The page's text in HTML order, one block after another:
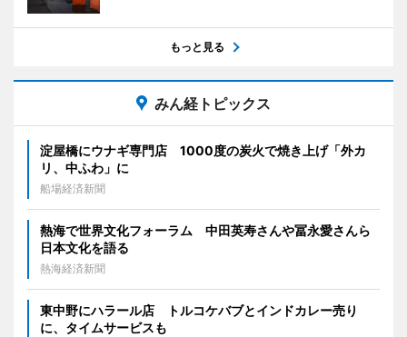
もっと見る
みん経トピックス
淀屋橋にウナギ専門店 1000度の炭火で焼き上げ「外カ
リ、中ふわ」に
船場経済新聞
熱海で世界文化フォーラム 中田英寿さんや冨永愛さんら
日本文化を語る
熱海経済新聞
東中野にハラール店 トルコケバブとインドカレー売り
に、タイムサービスも